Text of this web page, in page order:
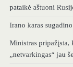
pataikė aštuoni
Irano karas
Ministras pripažįsta,
„netvarkingas“ jau